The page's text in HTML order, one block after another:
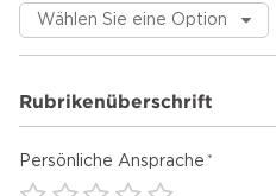
Rubrikenüberschrift
Persönliche Ansprache